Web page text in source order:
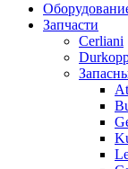
Запчасти
Cerliani